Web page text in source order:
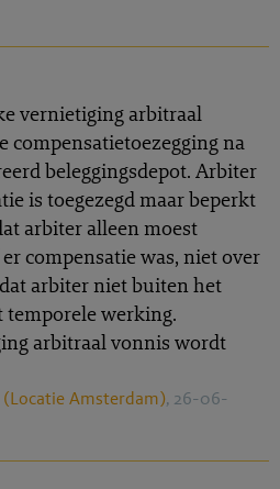
vernietiging arbitraal
compensatietoezegging na
beleggingsdepot. Arbiter
is toegezegd maar beperkt
arbiter alleen moest
compensatie was, niet over
arbiter niet buiten het
temporele werking.
arbitraal vonnis wordt
(Locatie Amsterdam), 26-06-